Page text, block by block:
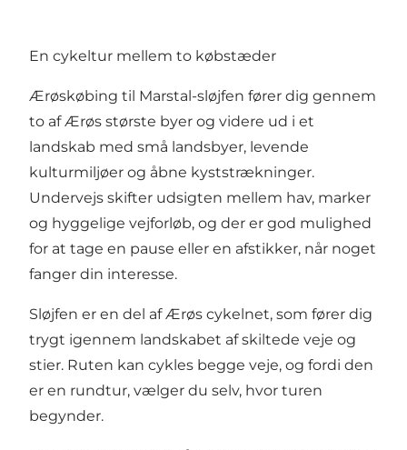
En cykeltur mellem to købstæder
Ærøskøbing til Marstal-sløjfen fører dig gennem
to af Ærøs største byer og videre ud i et
landskab med små landsbyer, levende
kulturmiljøer og åbne kyststrækninger.
Undervejs skifter udsigten mellem hav, marker
og hyggelige vejforløb, og der er god mulighed
for at tage en pause eller en afstikker, når noget
fanger din interesse.
Sløjfen er en del af Ærøs cykelnet, som fører dig
trygt igennem landskabet af skiltede veje og
stier. Ruten kan cykles begge veje, og fordi den
er en rundtur, vælger du selv, hvor turen
begynder.